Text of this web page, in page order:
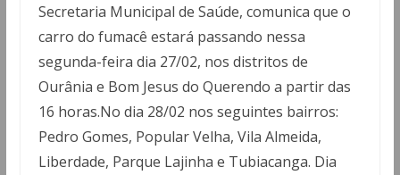
Secretaria Municipal de Saúde, comunica que o
carro do fumacê estará passando nessa
segunda-feira dia 27/02, nos distritos de
Ourânia e Bom Jesus do Querendo a partir das
16 horas.No dia 28/02 nos seguintes bairros:
Pedro Gomes, Popular Velha, Vila Almeida,
Liberdade, Parque Lajinha e Tubiacanga. Dia